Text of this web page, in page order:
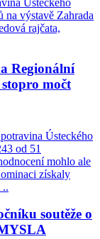
Ústeckého
na výstavě Zahrada
rajčata,
Regionální
močt
Ústeckého
od 51
mohlo ale
získaly
..
soutěže o